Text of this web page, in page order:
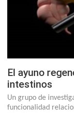
El ayuno
intestinos
Un grupo de
funcionalidad